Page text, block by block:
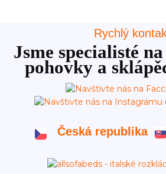
Rychlý
Jsme specialisté
pohovky a
Česká republika